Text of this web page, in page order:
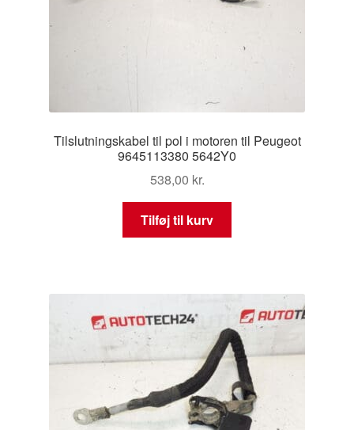
Tilslutningskabel til pol i motoren til Peugeot
9645113380 5642Y0
538,00 kr.
Tilføj til kurv